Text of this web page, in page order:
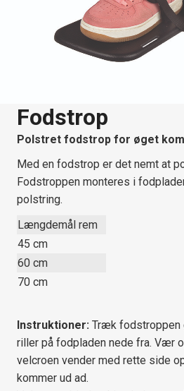
Fodstrop
Polstret fodstrop for øget
Med en fodstrop er det nemt at
Fodstroppen monteres i
polstring.
Længdemål rem
45 cm
60 cm
70 cm
Instruktioner: Træk fodstroppen
riller på fodpladen nede fra. Vær
velcroen vender med rette side
kommer ud ad.